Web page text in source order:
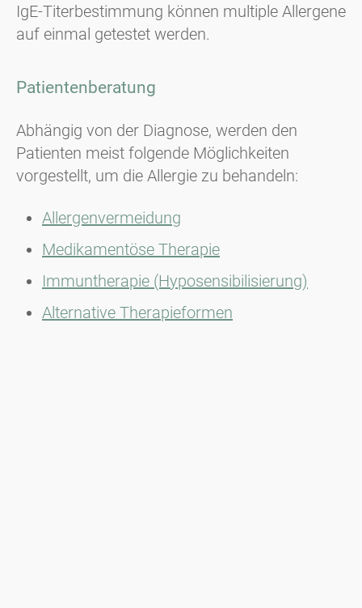
IgE-Titerbestimmung können multiple Allergene
auf einmal getestet werden.
Patientenberatung
Abhängig von der Diagnose, werden den
Patienten meist folgende Möglichkeiten
vorgestellt, um die Allergie zu behandeln:
Allergenvermeidung
Medikamentöse Therapie
Immuntherapie (Hyposensibilisierung)
Alternative Therapieformen